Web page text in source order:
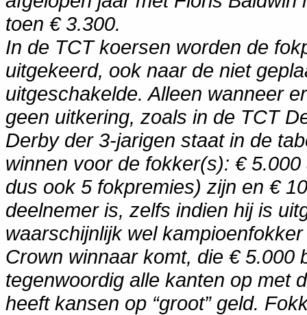
toen € 3.300.
In de TCT koersen worden de
uitgekeerd, ook naar de niet
uitgeschakelde. Alleen wanneer
geen uitkering, zoals in de TCT
Derby der 3-jarigen staat in de
winnen voor de fokker(s): €
dus ook 5 fokpremies) zijn en €
deelnemer is, zelfs indien hij is
waarschijnlijk wel
Crown winnaar komt, die € 5.000
tegenwoordig alle kanten op met
heeft kansen op “groot” geld.